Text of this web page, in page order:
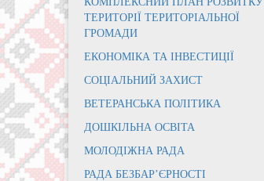
ТЕРИТОРІЇ ТЕРИТОРІАЛЬНОЇ
ГРОМАДИ
ЕКОНОМІКА ТА ІНВЕСТИЦІЇ
СОЦІАЛЬНИЙ ЗАХИСТ
ВЕТЕРАНСЬКА ПОЛІТИКА
ДОШКІЛЬНА ОСВІТА
МОЛОДІЖНА РАДА
РАДА БЕЗБАР’ЄРНОСТІ